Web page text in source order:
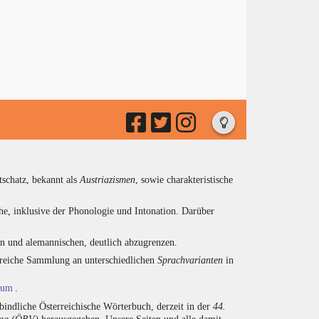
bekannt alsAustriazismen, sowie charakteristische
inklusive der Phonologie und Intonation. Darüber
und alemannischen, deutlich abzugrenzen.
Sammlung an unterschiedlichen Sprachvarianten in
.
Österreichische Wörterbuch, derzeit in der 44.